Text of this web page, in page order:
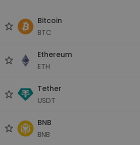
Bitcoin
BTC
Ethereum
ETH
Tether
USDT
BNB
BNB